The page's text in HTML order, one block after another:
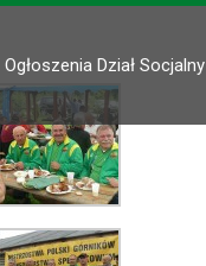
Ogłoszenia Dział Socjalny